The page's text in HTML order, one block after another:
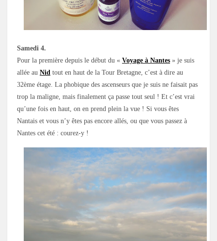
Samedi 4.
Pour la première depuis le début du « Voyage à Nantes » je suis
allée au Nid tout en haut de la Tour Bretagne, c’est à dire au
32ème étage. La phobique des ascenseurs que je suis ne faisait pas
trop la maligne, mais finalement ça passe tout seul ! Et c’est vrai
qu’une fois en haut, on en prend plein la vue ! Si vous êtes
Nantais et vous n’y êtes pas encore allés, ou que vous passez à
Nantes cet été : courez-y !